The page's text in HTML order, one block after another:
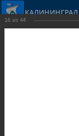
КАЛИНИНГРАД
Оборонительные
16 из 44